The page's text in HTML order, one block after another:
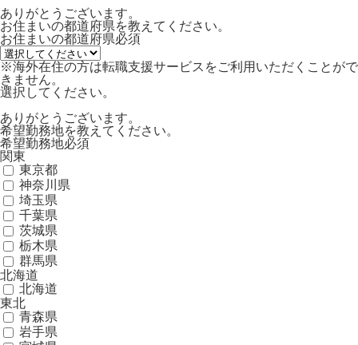
ありがとうございます。
お住まいの都道府県を教えてください。
お住まいの都道府県必須
※海外在住の方は転職支援サービスをご利用いただくことがで
きません。
選択してください。
ありがとうございます。
希望勤務地を教えてください。
希望勤務地必須
関東
東京都
神奈川県
埼玉県
千葉県
茨城県
栃木県
群馬県
北海道
北海道
東北
青森県
岩手県